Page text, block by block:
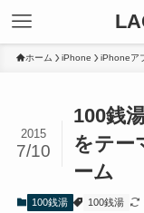
ホーム iPhone iPhoneア
100銭
をテー
ーム
2015
7/10
100銭湯 100銭湯